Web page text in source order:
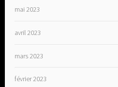
mai 2023
avril 2023
mars 2023
février 2023